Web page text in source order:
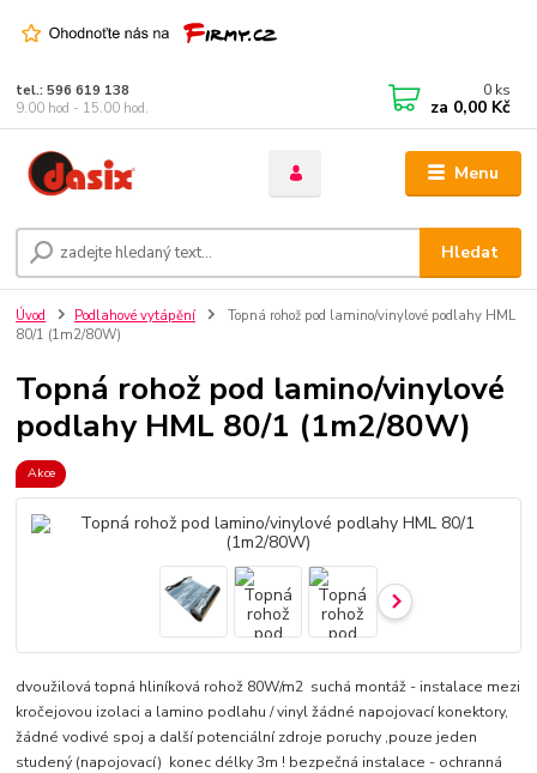
Menu
Hledat
tel.: 596 619 138
9.00 hod - 15.00 hod.
0 ks
za 0,00 Kč
Úvod Podlahové vytápění
Topná rohož pod lamino/vinylové podlahy HML
80/1 (1m2/80W)
Topná rohož pod lamino/vinylové
podlahy HML 80/1 (1m2/80W)
Akce
dvoužilová topná hliníková rohož 80W/m2 suchá montáž - instalace mezi
kročejovou izolaci a lamino podlahu / vinyl žádné napojovací konektory,
žádné vodivé spoj a další potenciální zdroje poruchy ,pouze jeden
studený (napojovací) konec délky 3m ! bezpečná instalace - ochranná